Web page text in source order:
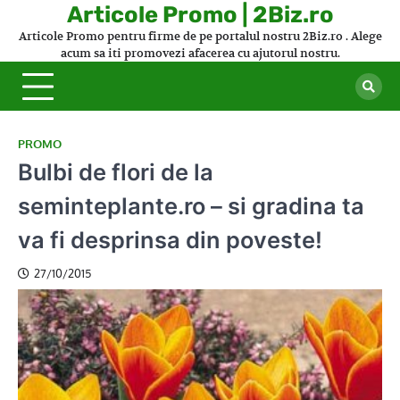
Articole Promo | 2Biz.ro
Articole Promo pentru firme de pe portalul nostru 2Biz.ro . Alege
acum sa iti promovezi afacerea cu ajutorul nostru.
PROMO
Bulbi de flori de la
seminteplante.ro – si gradina ta
va fi desprinsa din poveste!
27/10/2015